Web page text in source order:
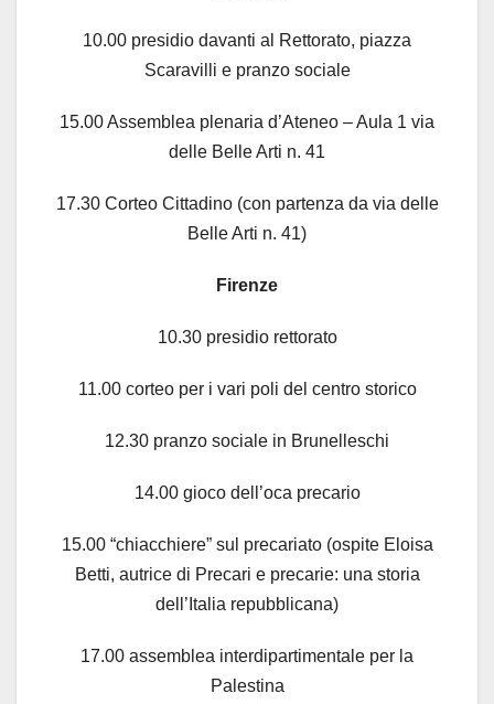
10.00 presidio davanti al Rettorato, piazza
Scaravilli e pranzo sociale
15.00 Assemblea plenaria d’Ateneo – Aula 1 via
delle Belle Arti n. 41
17.30 Corteo Cittadino (con partenza da via delle
Belle Arti n. 41)
Firenze
10.30 presidio rettorato
11.00 corteo per i vari poli del centro storico
12.30 pranzo sociale in Brunelleschi
14.00 gioco dell’oca precario
15.00 “chiacchiere” sul precariato (ospite Eloisa
Betti, autrice di Precari e precarie: una storia
dell’Italia repubblicana)
17.00 assemblea interdipartimentale per la
Palestina